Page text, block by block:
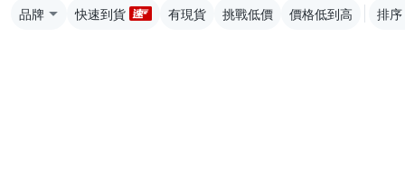
品牌 快速到貨 有現貨 挑戰低價 價格低到高 排序